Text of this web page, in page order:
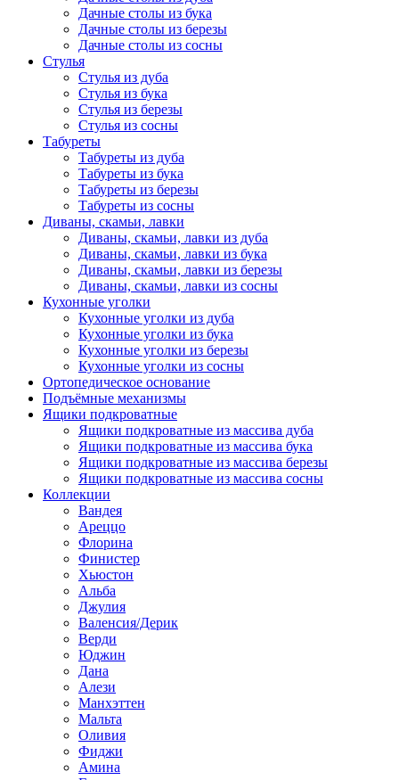
Дачные столы из бука
Дачные столы из березы
Дачные столы из сосны
Стулья
Стулья из дуба
Стулья из бука
Стулья из березы
Стулья из сосны
Табуреты
Табуреты из дуба
Табуреты из бука
Табуреты из березы
Табуреты из сосны
Диваны, скамьи, лавки
Диваны, скамьи, лавки из дуба
Диваны, скамьи, лавки из бука
Диваны, скамьи, лавки из березы
Диваны, скамьи, лавки из сосны
Кухонные уголки
Кухонные уголки из дуба
Кухонные уголки из бука
Кухонные уголки из березы
Кухонные уголки из сосны
Ортопедическое основание
Подъёмные механизмы
Ящики подкроватные
Ящики подкроватные из массива дуба
Ящики подкроватные из массива бука
Ящики подкроватные из массива березы
Ящики подкроватные из массива сосны
Коллекции
Вандея
Ареццо
Флорина
Финистер
Хьюстон
Альба
Джулия
Валенсия/Дерик
Верди
Юджин
Дана
Алези
Манхэттен
Мальта
Оливия
Фиджи
Амина